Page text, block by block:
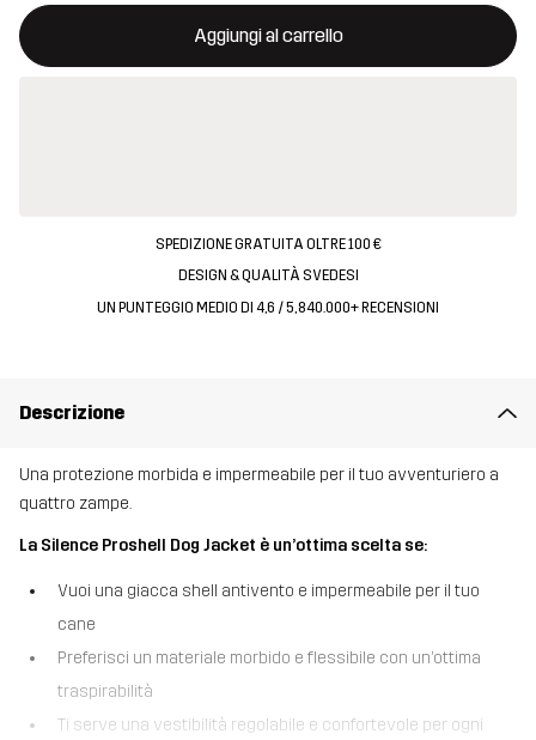
Aggiungi al carrello
Questo tasto aprirà una finestra modale per confermare un
{{size}} non disponibile
SPEDIZIONE GRATUITA OLTRE 100 €
DESIGN & QUALITÀ SVEDESI
UN PUNTEGGIO MEDIO DI 4,6 / 5, 840.000+ RECENSIONI
Descrizione
Una protezione morbida e impermeabile per il tuo avventuriero a
quattro zampe.
La Silence Proshell Dog Jacket è un’ottima scelta se:
Vuoi una giacca shell antivento e impermeabile per il tuo
cane
Preferisci un materiale morbido e flessibile con un’ottima
traspirabilità
Ti serve una vestibilità regolabile e confortevole per ogni